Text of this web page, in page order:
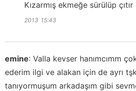
Kızarmış ekmeğe sürülüp çıtır
2013 15:43
emine: Valla kevser hanımcımm
ederim ilgi ve alakan için de ayrı
tanıyormuşum arkadaşım gibi